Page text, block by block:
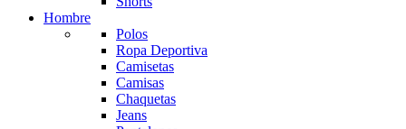
Hombre
Polos
Ropa Deportiva
Camisetas
Camisas
Chaquetas
Jeans